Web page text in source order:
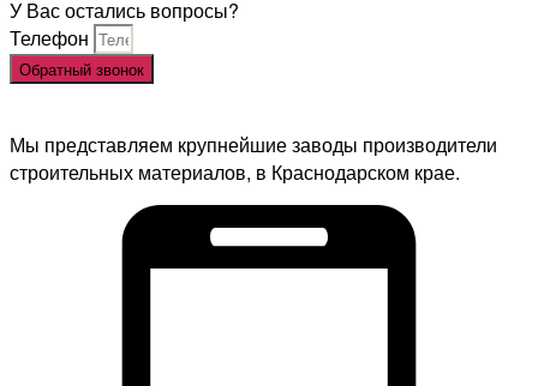
У Вас остались вопросы?
Телефон
Обратный звонок
Мы представляем крупнейшие заводы производители
строительных материалов, в Краснодарском крае.